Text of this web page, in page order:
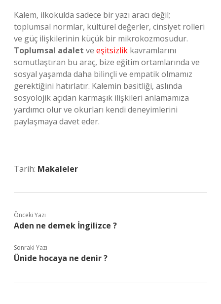
Kalem, ilkokulda sadece bir yazı aracı değil;
toplumsal normlar, kültürel değerler, cinsiyet rolleri
ve güç ilişkilerinin küçük bir mikrokozmosudur.
Toplumsal adalet ve eşitsizlik kavramlarını
somutlaştıran bu araç, bize eğitim ortamlarında ve
sosyal yaşamda daha bilinçli ve empatik olmamız
gerektiğini hatırlatır. Kalemin basitliği, aslında
sosyolojik açıdan karmaşık ilişkileri anlamamıza
yardımcı olur ve okurları kendi deneyimlerini
paylaşmaya davet eder.
Tarih: Makaleler
Önceki Yazı
Aden ne demek İngilizce ?
Sonraki Yazı
Ünide hocaya ne denir ?